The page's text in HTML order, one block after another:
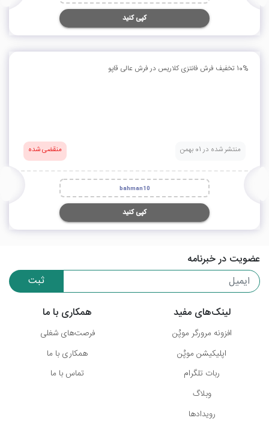
کپی کنید
10% تخفیف فرش فانتزی کلاریس در فرش عالی قاپو
منتشر شده در 01 بهمن منقضی شده
bahman10
کپی کنید
عضویت در خبرنامه
ثبت
لینک‌های مفید
افزونه مرورگر موپُن
اپلیکیشن موپُن
ربات تلگرام
وبلاگ
رویدادها
همکاری با ما
فرصت‌های شغلی
همکاری با ما
تماس با ما